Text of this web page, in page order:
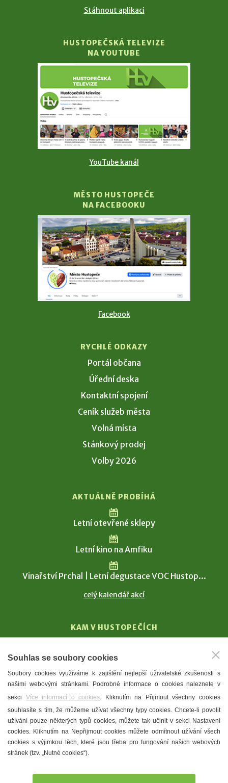
Stáhnout aplikaci
HUSTOPEČSKÁ TELEVIZE
NA YOUTUBE
YouTube kanál
MĚSTO HUSTOPEČE
NA FACEBOOKU
Facebook
RYCHLÉ ODKAZY
Portál občana
Úřední deska
Kontaktní spojení
Ceník služeb města
Volná místa
Stánkový prodej
Volby 2026
AKTUÁLNĚ PROBÍHÁ
Letní otevřené sklepy
Letní kino na Amfiku
Vinařství Prchal | Letní degustace VOC Hustop...
celý kalendář akcí
KAM V HUSTOPEČÍCH
T. G. Masaryk
Mandloně
Ubytování
Restaurace
Městské muzeum a galerie
Denní meníčka
Souhlas se soubory cookies
Soubory cookies využíváme k zajištění nejlepší uživatelské zkušenosti s
našimi webovými stránkami. Podrobné informace o cookies naleznete v
sekci Více informací o cookies. Kliknutím na Přijmout všechny cookies
souhlasíte s tím, že můžeme užívat všechny typy cookies. Chcete-li povolit
užívání pouze některých typů cookies, můžete tak učinit v sekci Nastavení
cookies. Kliknutím na Nepřijmout cookies můžete odmítnout užívání všech
cookies s výjimkou těch, které jsou třeba pro fungování našich webových
stránek (tzv. „Nutné cookies“).